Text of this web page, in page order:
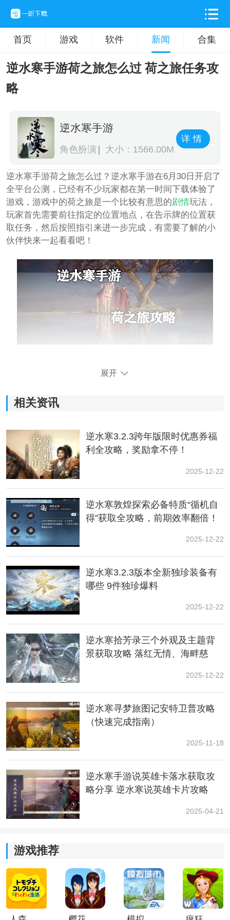
首页 游戏 软件 新闻 合集
逆水寒手游荷之旅怎么过 荷之旅任务攻
略
逆水寒手游
角色扮演 大小：1566.00M
详情
逆水寒手游荷之旅怎么过？逆水寒手游在6月30日开启了
全平台公测，已经有不少玩家都在第一时间下载体验了
游戏，游戏中的荷之旅是一个比较有意思的剧情玩法，
玩家首先需要前往指定的位置地点，在告示牌的位置获
取任务，然后按照指引来进一步完成，有需要了解的小
伙伴快来一起看看吧！
任务奖励：普通宝箱*2，高级宝箱*1
任务地点：平湖秋月、净慈寺旁、苏堤
任务流程
1、玩家首先需要前往位置的地点，在告示牌的位置处获
取该任务，然后接取任务得知需要前往三个地方。
2、第一处：平湖秋月，玩家根据任务的指引来到第一处
位置，只要站在荷叶上就会有宝箱出现。
3、第二处：净慈寺旁，当玩家来到任务的指定位置之
后，在这里与荷花进行交互，接着完成挑战
之后就会有
宝箱。
展开
相关资讯
逆水寒3.2.3跨年版限时优惠券福
利全攻略，奖励拿不停！
2025-12-22
逆水寒敦煌探索必备特质“循机自
得”获取全攻略，前期效率翻倍！
2025-12-22
逆水寒3.2.3版本全新独珍装备有
哪些 9件独珍爆料
2025-12-22
逆水寒拾芳录三个外观及主题背
景获取攻略 落红无情、海畔慈
2025-12-22
逆水寒寻梦旅图记安特卫普攻略
（快速完成指南）
2025-11-18
逆水寒手游说英雄卡落水获取攻
略分享 逆水寒说英雄卡片攻略
2025-04-21
游戏推荐